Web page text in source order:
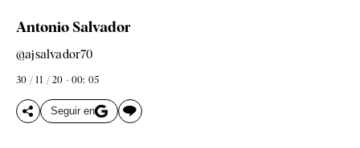
Antonio Salvador
@ajsalvador70
30 / 11 / 20 - 00: 05
Seguir en